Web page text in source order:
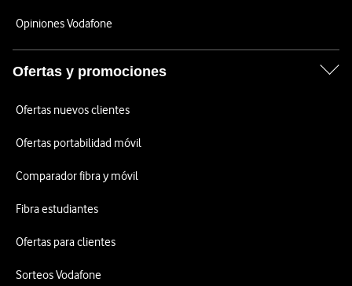
Opiniones Vodafone
Ofertas y promociones
Ofertas nuevos clientes
Ofertas portabilidad móvil
Comparador fibra y móvil
Fibra estudiantes
Ofertas para clientes
Sorteos Vodafone